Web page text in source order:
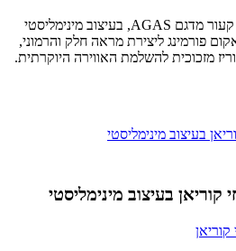
בעיצוב מינימליסטי